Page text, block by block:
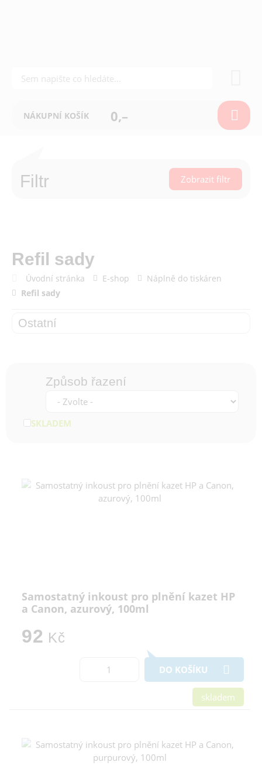
NÁKUPNÍ KOŠÍK 0,–
Filtr Zobrazit filtr
Refil sady
Úvodní stránka E-shop
Náplně do tiskáren
Refil sady
Ostatní
Způsob řazení
SKLADEM
Samostatný inkoust pro plnění kazet HP
a Canon, azurový, 100ml
92 Kč
DO KOŠÍKU
skladem